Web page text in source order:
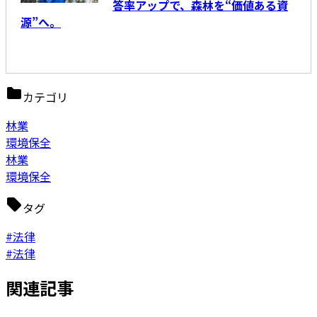
答率アップで、森林を“価値ある資
源”へ。
カテゴリ
林業
環境保全
林業
環境保全
タグ
#法律
#法律
関連記事